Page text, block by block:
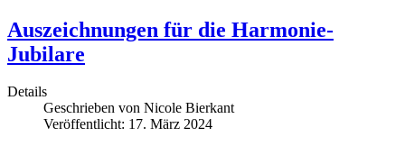
Auszeichnungen für die Harmonie-
Jubilare
Details
Geschrieben von Nicole Bierkant
Veröffentlicht: 17. März 2024